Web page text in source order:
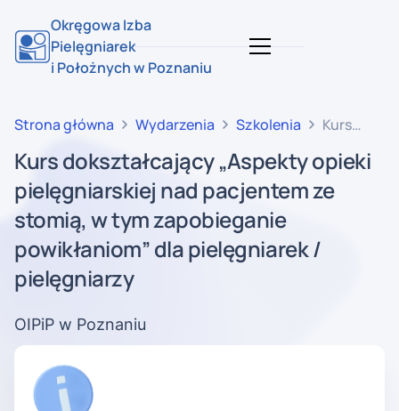
Okręgowa Izba
Pielęgniarek
i Położnych w Poznaniu
Strona główna Wydarzenia Szkolenia
Kurs
„Aspekty
opieki
Kurs dokształcający „Aspekty opieki
pielęgniarskiej nad pacjentem ze
stomią, w tym zapobieganie
powikłaniom” dla pielęgniarek /
pielęgniarzy
OIPiP w Poznaniu